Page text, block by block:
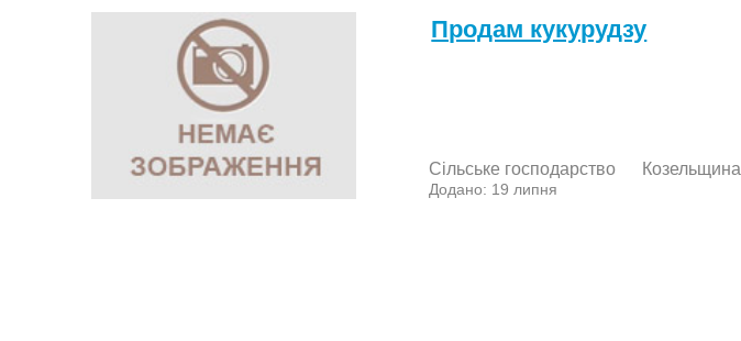
Продам кукурудзу
Сільське господарство Козельщина
Додано: 19 липня